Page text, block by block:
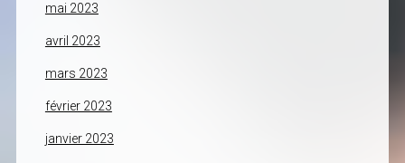
mai 2023
avril 2023
mars 2023
février 2023
janvier 2023